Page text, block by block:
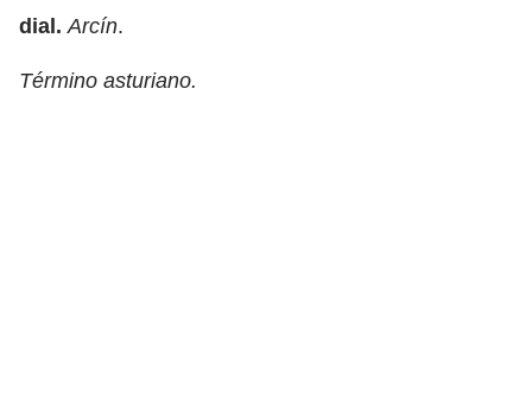
dial. Arcín.
Término asturiano.